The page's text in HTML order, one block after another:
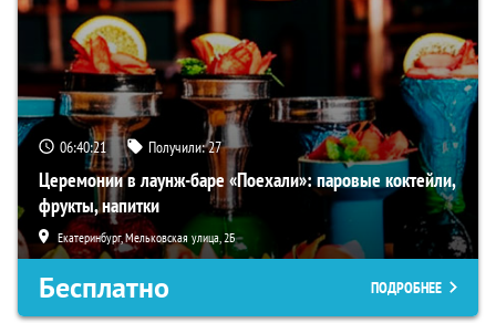
06:40:20 Получили:27
Церемонии в лаунж-баре «Поехали»: паровые коктейли,
фрукты, напитки
Екатеринбург, Мельковская улица, 2Б
Бесплатно ПОДРОБНЕЕ